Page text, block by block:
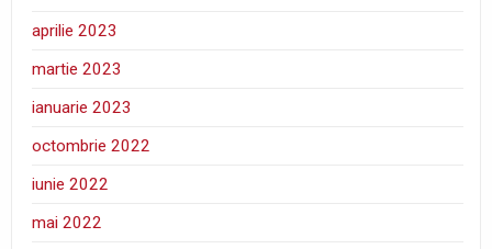
aprilie 2023
martie 2023
ianuarie 2023
octombrie 2022
iunie 2022
mai 2022